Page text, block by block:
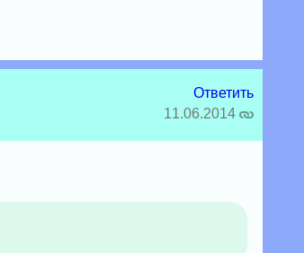
Ответить
11.06.2014